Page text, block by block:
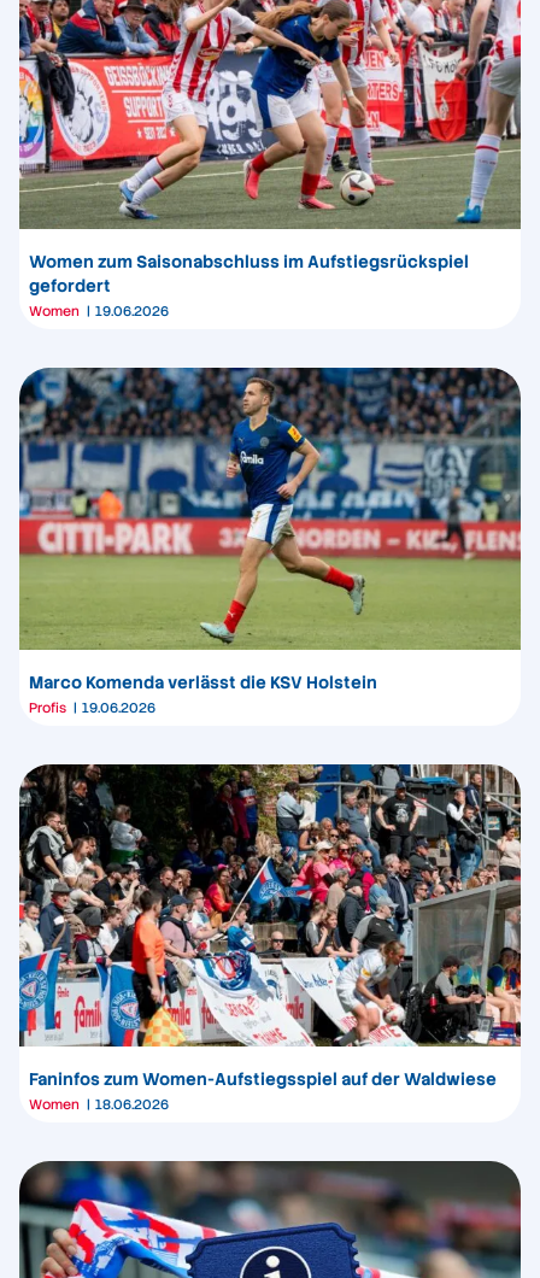
Women zum Saisonabschluss im Aufstiegsrückspiel
gefordert
Women 19.06.2026
Marco Komenda verlässt die KSV Holstein
Profis 19.06.2026
Faninfos zum Women-Aufstiegsspiel auf der Waldwiese
Women 18.06.2026